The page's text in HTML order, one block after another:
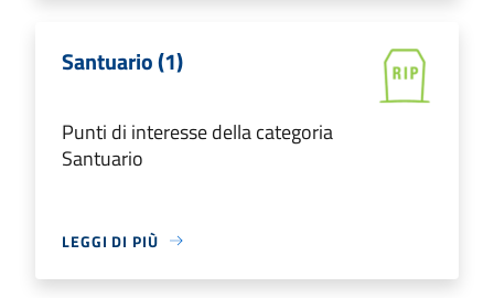
Santuario (1)
Punti di interesse della categoria
Santuario
LEGGI DI PIÙ